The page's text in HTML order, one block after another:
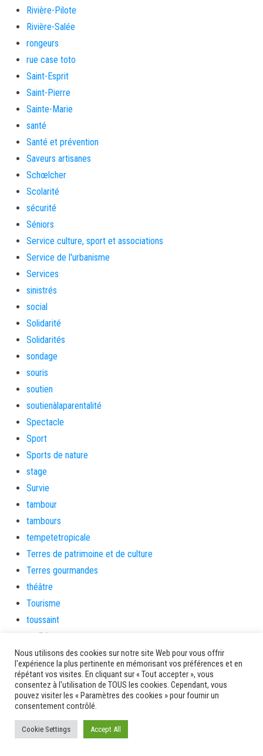
Rivière-Pilote
Rivière-Salée
rongeurs
rue case toto
Saint-Esprit
Saint-Pierre
Sainte-Marie
santé
Santé et prévention
Saveurs artisanes
Schœlcher
Scolarité
sécurité
Séniors
Service culture, sport et associations
Service de l'urbanisme
Services
sinistrés
social
Solidarité
Solidarités
sondage
souris
soutien
soutienàlaparentalité
Spectacle
Sport
Sports de nature
stage
Survie
tambour
tambours
tempetetropicale
Terres de patrimoine et de culture
Terres gourmandes
théâtre
Tourisme
toussaint
tradition
Transition Energétique
Transport et routes
Travail
Travaux
Travaux THD
travaux utiles
Nous utilisons des cookies sur notre site Web pour vous offrir
l'expérience la plus pertinente en mémorisant vos préférences et en
répétant vos visites. En cliquant sur « Tout accepter », vous
consentez à l'utilisation de TOUS les cookies. Cependant, vous
pouvez visiter les « Paramètres des cookies » pour fournir un
consentement contrôlé.
Cookie Settings Accept All